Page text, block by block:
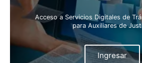
Acceso a Servicios Digitales de
para Auxiliares de
Ingresar